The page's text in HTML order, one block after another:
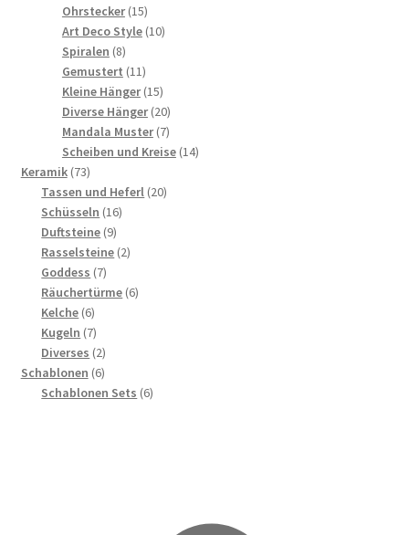
Ohrstecker 1515
Produkte
Art Deco Style 1010
Spiralen 88
Produkte
Gemustert 1111
Produkte
Kleine Hänger 1515
Produkte
Diverse Hänger 2020
Produkte
Mandala Muster 77
Produkte
Scheiben und Kreise 1414
Keramik 7373
Produkte
Tassen und Heferl 2020
Schüsseln 1616
Duftsteine 99
Produkte
Rasselsteine 22
Goddess 77
Produkte
Räuchertürme 66
Kelche 66
Produkte
Kugeln 77
Produkte
Diverses 22
Produkte
Schablonen 66
Produkte
Schablonen Sets 66